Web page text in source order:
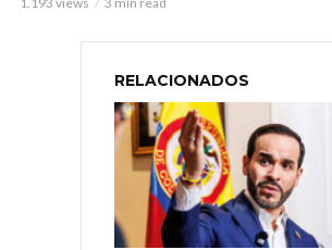
RELACIONADOS